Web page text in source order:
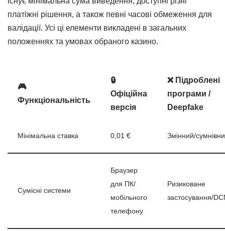
платіжні рішення, а також певні часові обмеження для
валідації. Усі ці елементи викладені в загальних
положеннях та умовах обраного казино.
🎮
Функціональність
🔒
Офіційна
версія
❌ Підроблені
програми /
Deepfake
Мінімальна ставка 0,01 € Змінний/
Сумісні системи
Браузер
для ПК/
мобільного
телефону
Ризиковане
застосування/